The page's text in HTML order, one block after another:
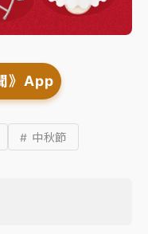
》App
# 中秋節